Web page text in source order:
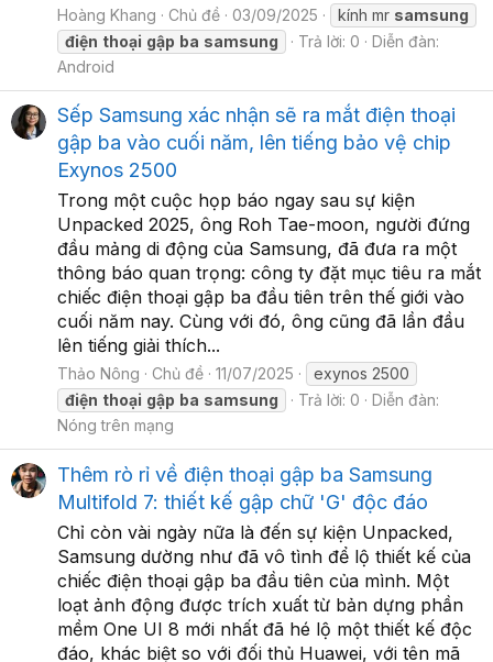
Hoàng Khang Chủ đề 03/09/2025 kính mr samsung
điện thoại gập ba samsung Trả lời: 0
Diễn đàn:
Android
Sếp Samsung xác nhận sẽ ra mắt điện thoại
gập ba vào cuối năm, lên tiếng bảo vệ chip
Exynos 2500
Trong một cuộc họp báo ngay sau sự kiện
Unpacked 2025, ông Roh Tae-moon, người đứng
đầu mảng di động của Samsung, đã đưa ra một
thông báo quan trọng: công ty đặt mục tiêu ra mắt
chiếc điện thoại gập ba đầu tiên trên thế giới vào
cuối năm nay. Cùng với đó, ông cũng đã lần đầu
lên tiếng giải thích...
Thảo Nông Chủ đề 11/07/2025
exynos 2500
điện thoại gập ba samsung Trả lời: 0
Diễn đàn:
Nóng trên mạng
Thêm rò rỉ về điện thoại gập ba Samsung
Multifold 7: thiết kế gập chữ 'G' độc đáo
Chỉ còn vài ngày nữa là đến sự kiện Unpacked,
Samsung dường như đã vô tình để lộ thiết kế của
chiếc điện thoại gập ba đầu tiên của mình. Một
loạt ảnh động được trích xuất từ bản dựng phần
mềm One UI 8 mới nhất đã hé lộ một thiết kế độc
đáo, khác biệt so với đối thủ Huawei, với tên mã